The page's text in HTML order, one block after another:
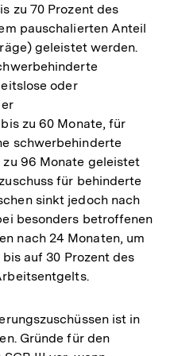
zu 70 Prozent des
pauschalierten Anteil
geleistet werden.
oder
zu 60 Monate, für
schwerbehinderte
zu 96 Monate geleistet
für behinderte
sinkt jedoch nach
besonders betroffenen
nach 24 Monaten, um
auf 30 Prozent des
ist in
Gründe für den